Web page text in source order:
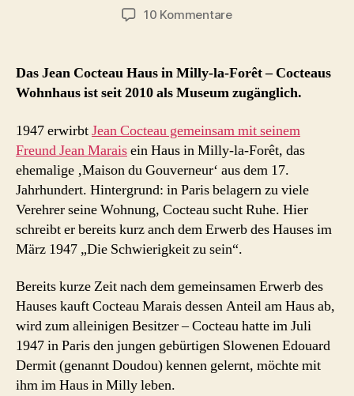
10 Kommentarezu
Haus
in
la-
Forêt
Das Jean Cocteau Haus in Milly-la-Forêt – Cocteaus
Wohnhaus ist seit 2010 als Museum zugänglich.
1947 erwirbtJean Cocteau gemeinsam mit seinem
Freund Jean Maraisein Haus in Milly-la-Forêt, das
ehemalige ‚Maison du Gouverneur‘ aus dem 17.
Jahrhundert. Hintergrund: in Paris belagern zu viele
Verehrer seine Wohnung, Cocteau sucht Ruhe. Hier
schreibt er bereits kurz anch dem Erwerb des Hauses im
März 1947 „Die Schwierigkeit zu sein“.
Bereits kurze Zeit nach dem gemeinsamen Erwerb des
Hauses kauft Cocteau Marais dessen Anteil am Haus ab,
wird zum alleinigen Besitzer – Cocteau hatte im Juli
1947 in Paris den jungen gebürtigen Slowenen Edouard
Dermit (genannt Doudou) kennen gelernt, möchte mit
ihm im Haus in Milly leben.